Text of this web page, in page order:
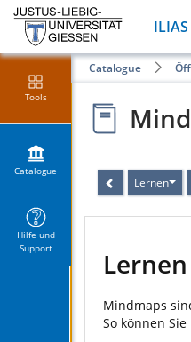
Tools
Catalogue
Hilfe und
Support
Catalogue
Lernen
Lernen
Mindmaps
So können